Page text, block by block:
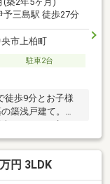
予三島駅 徒歩27分
市上柏町
駐車2台
徒歩9分とお子様
築浅戸建て。
車スペースは2台
です。・LDKは家
いで、快適な暮
円 3LDK